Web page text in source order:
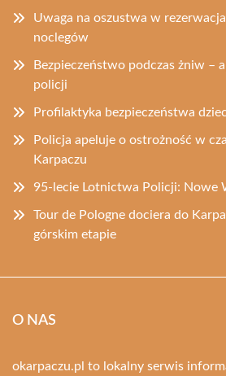
Uwaga na oszustwa w
noclegów
Bezpieczeństwo podczas żniw –
policji
Profilaktyka bezpieczeństwa
Policja apeluje o ostrożność w
Karpaczu
95-lecie Lotnictwa Policji: Nowe
Tour de Pologne dociera do
górskim etapie
O NAS
okarpaczu.pl to lokalny serwis